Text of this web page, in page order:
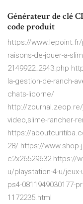
Générateur de clé
code produit
https://
raisons-de-jouer-a-
2149922_2943.php
la-gestion-de-ranch-
chats-licorne/
http://
video,slime-rancher-
https://
28/ https://
c2x26529632 https://
u/playstation-4-u/
ps4-0811949030177-
1172235.html